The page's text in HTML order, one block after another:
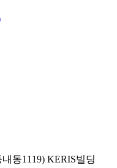
동1119) KERIS빌딩